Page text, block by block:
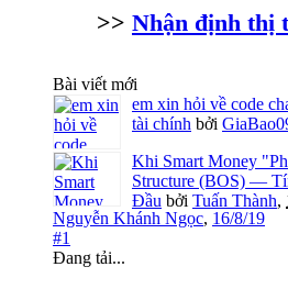
>> Nhận định thị
Bài viết mới
em xin hỏi về code
tài chính bởi
Khi Smart Money
Structure (BOS) —
Đầu bởi Tuấn Thành,
Nguyễn Khánh Ngọc, 16/8/19
#1
Đang tải...